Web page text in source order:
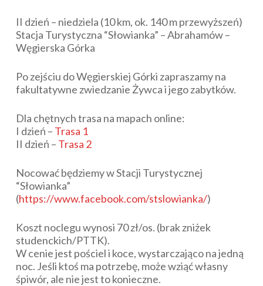
II dzień – niedziela (10 km, ok. 140 m przewyższeń)
Stacja Turystyczna “Słowianka” – Abrahamów –
Węgierska Górka
Po zejściu do Węgierskiej Górki zapraszamy na
fakultatywne zwiedzanie Żywca i jego zabytków.
Dla chętnych trasa na mapach online:
I dzień – Trasa 1
II dzień – Trasa 2
Nocować będziemy w Stacji Turystycznej
“Słowianka”
(https://www.facebook.com/stslowianka/)
Koszt noclegu wynosi 70 zł/os. (brak zniżek
studenckich/PTTK).
W cenie jest pościel i koce, wystarczająco na jedną
noc. Jeśli ktoś ma potrzebę, może wziąć własny
śpiwór, ale nie jest to konieczne.